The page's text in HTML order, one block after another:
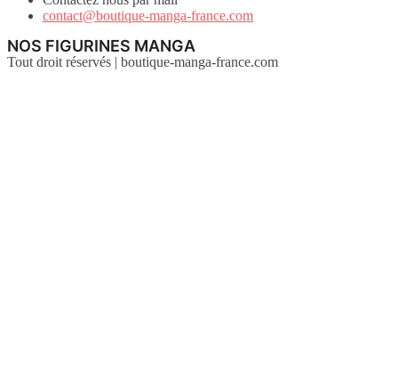
contact@boutique-manga-france.com
NOS FIGURINES MANGA
Tout droit réservés | boutique-manga-france.com